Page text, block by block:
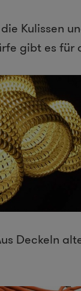
Kulissen
gibt es
Deckeln